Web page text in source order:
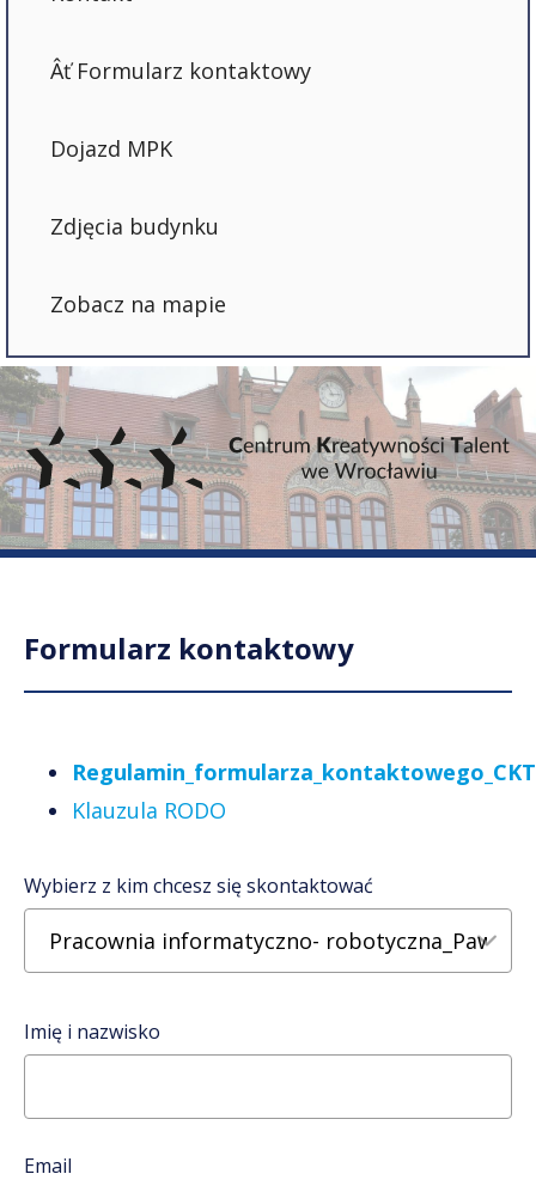
Formularz kontaktowy
Dojazd MPK
Zdjęcia budynku
Zobacz na mapie
Formularz kontaktowy
Regulamin_formularza_kontaktowego_CKT
Klauzula RODO
Wybierz z kim chcesz się skontaktować
Imię i nazwisko
Email